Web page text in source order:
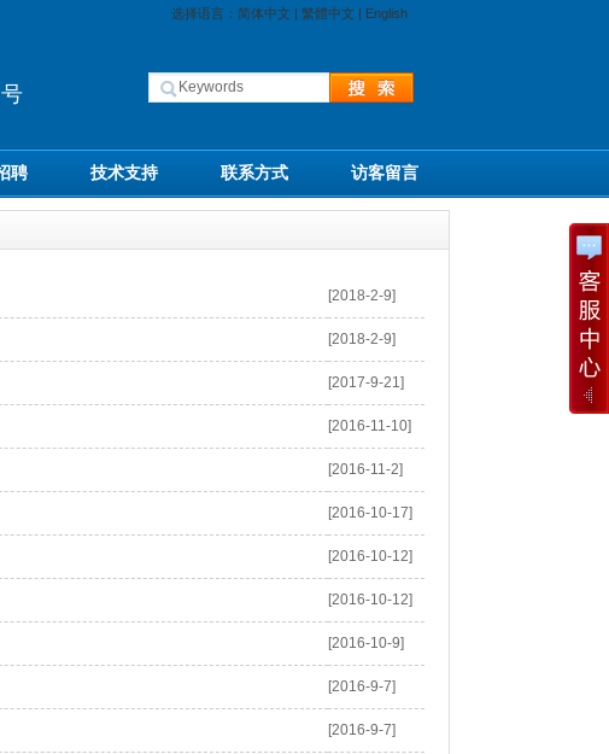
选择语言： 简体中文 | 繁體中文 | English
聘 技术支持 联系方式 访客留言
[2018-2-9]
[2018-2-9]
[2017-9-21]
[2016-11-10]
[2016-11-2]
[2016-10-17]
[2016-10-12]
[2016-10-12]
[2016-10-9]
[2016-9-7]
[2016-9-7]